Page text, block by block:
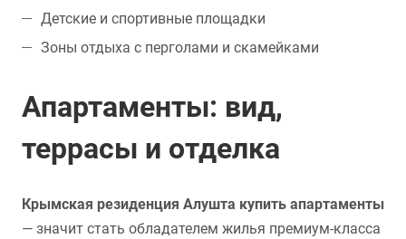
Детские и спортивные площадки
Зоны отдыха с перголами и скамейками
Апартаменты: вид,
террасы и отделка
Крымская резиденция Алушта купить апартаменты
— значит стать обладателем жилья премиум-класса